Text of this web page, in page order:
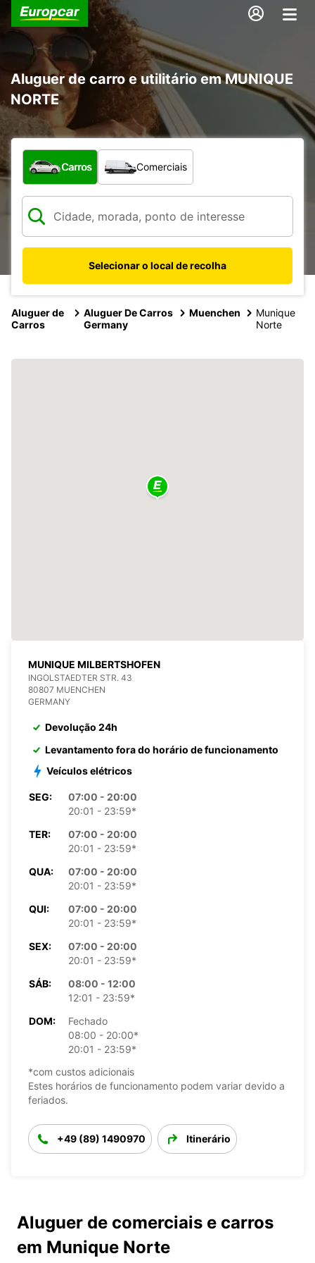
Aluguer de carro e utilitário em MUNIQUE
NORTE
Que tipo de veículo pretende?
Carros Comerciais
Selecionar o local de recolha
Aluguer de
Carros
Aluguer De Carros
Germany
Muenchen
Munique
Norte
MUNIQUE MILBERTSHOFEN
INGOLSTAEDTER STR. 43
80807 MUENCHEN
GERMANY
Devolução 24h
Levantamento fora do horário de funcionamento
Veículos elétricos
SEG:
07:00 - 20:00
20:01 - 23:59*
TER:
07:00 - 20:00
20:01 - 23:59*
QUA:
07:00 - 20:00
20:01 - 23:59*
QUI:
07:00 - 20:00
20:01 - 23:59*
SEX:
07:00 - 20:00
20:01 - 23:59*
SÁB:
08:00 - 12:00
12:01 - 23:59*
DOM:
Fechado
08:00 - 20:00*
20:01 - 23:59*
*com custos adicionais
Estes horários de funcionamento podem variar devido a
feriados.
+49 (89) 1490970 Itinerário
Aluguer de comerciais e carros
em Munique Norte